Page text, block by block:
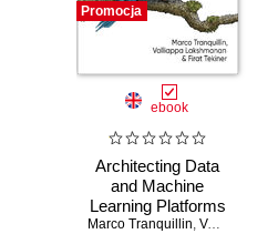
Promocja
ebook
Architecting Data
and Machine
Learning Platforms
Marco Tranquillin, Valliappa Lakshmanan